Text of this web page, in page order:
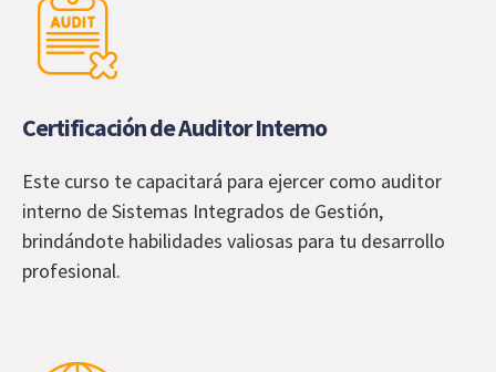
Certificación de Auditor Interno
Este curso te capacitará para ejercer como auditor
interno de Sistemas Integrados de Gestión,
brindándote habilidades valiosas para tu desarrollo
profesional.